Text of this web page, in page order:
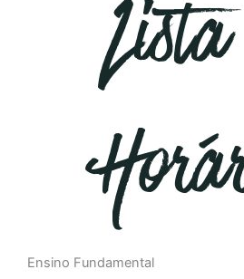
Ensino Fundamental